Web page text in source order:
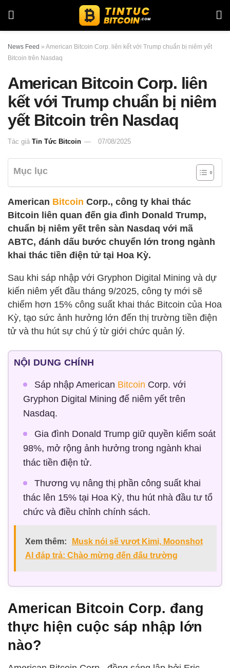
News Feed » American Bitcoin Corp. liên kết với Trump chuẩn bị niêm yết
Bitcoin trên Nasdaq
American Bitcoin Corp. liên
kết với Trump chuẩn bị niêm
yết Bitcoin trên Nasdaq
Tác giả Tin Tức Bitcoin 07/08/2025
Mục lục
American Bitcoin Corp., công ty khai thác
Bitcoin liên quan đến gia đình Donald Trump,
chuẩn bị niêm yết trên sàn Nasdaq với mã
ABTC, đánh dấu bước chuyển lớn trong ngành
khai thác tiền điện tử tại Hoa Kỳ.
Sau khi sáp nhập với Gryphon Digital Mining và dự
kiến niêm yết đầu tháng 9/2025, công ty mới sẽ
chiếm hơn 15% công suất khai thác Bitcoin của Hoa
Kỳ, tạo sức ảnh hưởng lớn đến thị trường tiền điện
tử và thu hút sự chú ý từ giới chức quản lý.
NỘI DUNG CHÍNH
Sáp nhập American Bitcoin Corp. với
Gryphon Digital Mining để niêm yết trên
Nasdaq.
Gia đình Donald Trump giữ quyền kiểm soát
98%, mở rộng ảnh hưởng trong ngành khai
thác tiền điện tử.
Thương vụ nâng thị phần công suất khai
thác lên 15% tại Hoa Kỳ, thu hút nhà đầu tư tổ
chức và điều chỉnh chính sách.
Xem thêm:
Musk nói sẽ vượt Kimi, Moonshot
AI đáp trả: Chào mừng đến đấu trường
American Bitcoin Corp. đang
thực hiện cuộc sáp nhập lớn
nào?